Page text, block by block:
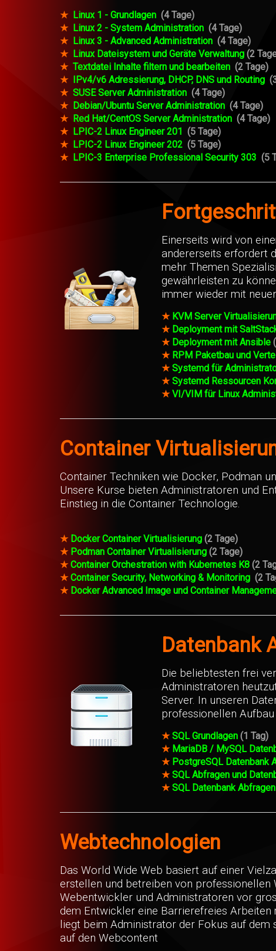
★ Linux 1 - Grundlagen (4 Tage)
★ Linux 2 - System Administration (4 Tage)
★ Linux 3 - Advanced Administration (4 Tage)
★ Linux Dateisystem und Geräte Verwaltung (2
★ Textdatei Inhalte filtern und bearbeiten (2 Tage)
★ IPv4/v6 Adressierung, DHCP, DNS und Routing
★ SUSE Server Administration (4 Tage)
★ Debian/Ubuntu Server Administration (4 Tage)
★ Red Hat/CentOS Server Administration (4 Tage)
★ LPIC-2 Linux Engineer 201 (5 Tage)
★ LPIC-2 Linux Engineer 202 (5 Tage)
★ LPIC-3 Enterprise Professional Security 303 (5
Einerseits wird von
andererseits erfordert
mehr Themen
gewährleisten zu
immer wieder mit
★ KVM Server
★ Deployment mit
★ Deployment mit Ansible
★ RPM Paketbau und
★Systemd für
★Systemd Ressourcen
★ VI/VIM für Linux
Container
Container Techniken wie Docker, Podman
Unsere Kurse bieten Administratoren und
Einstieg in die Container Technologie.
★ Docker Container Virtualisierung (2 Tage)
★ Podman Container Virtualisierung (2 Tage)
★Container Orchestration with Kubernetes K8 (2
★Container Security, Networking & Monitoring (2
★ Docker Advanced Image und Container
Datenbank
Die beliebtesten frei
Administratoren
Server. In unseren
professionellen
★SQL Grundlagen (1 Tag)
★ MariaDB / MySQL
★ PostgreSQL Datenbank
★SQL Abfragen und
★SQL Datenbank Abfragen
Webtechnologien
Das World Wide Web basiert auf einer
erstellen und betreiben von
Webentwickler und Administratoren vor
dem Entwickler eine Barrierefreies
liegt beim Administrator der Fokus auf
auf den Webcontent